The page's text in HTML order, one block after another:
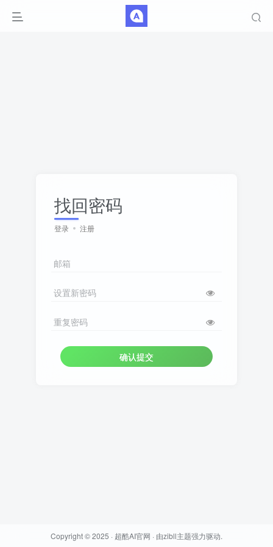
找回密码
登录 注册
邮箱
设置新密码
重复密码
确认提交
Copyright © 2025 · 超酷AI官网 · 由zibll主题强力驱动.